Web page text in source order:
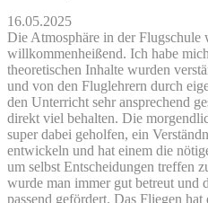
16.05.2025
Die Atmosphäre in der Flugschule
willkommenheißend. Ich habe
theoretischen Inhalte wurden
und von den Fluglehrern durch
den Unterricht sehr ansprechend
direkt viel behalten. Die
super dabei geholfen, ein
entwickeln und hat einem die
um selbst Entscheidungen treffen
wurde man immer gut betreut und
passend gefördert. Das Fliegen